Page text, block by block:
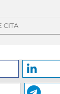
CITA